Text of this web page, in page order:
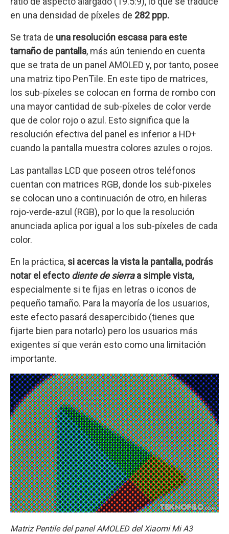
en una densidad de píxeles de 282 ppp.
Se trata de una resolución escasa para este
tamaño de pantalla, más aún teniendo en cuenta
que se trata de un panel AMOLED y, por tanto, posee
una matriz tipo PenTile. En este tipo de matrices,
los sub-píxeles se colocan en forma de rombo con
una mayor cantidad de sub-píxeles de color verde
que de color rojo o azul. Esto significa que la
resolución efectiva del panel es inferior a HD+
cuando la pantalla muestra colores azules o rojos.
Las pantallas LCD que poseen otros teléfonos
cuentan con matrices RGB, donde los sub-pixeles
se colocan uno a continuación de otro, en hileras
rojo-verde-azul (RGB), por lo que la resolución
anunciada aplica por igual a los sub-píxeles de cada
color.
En la práctica, si acercas la vista la pantalla, podrás
notar el efectodiente de sierraa simple vista,
especialmente si te fijas en letras o iconos de
pequeño tamaño. Para la mayoría de los usuarios,
este efecto pasará desapercibido (tienes que
fijarte bien para notarlo) pero los usuarios más
exigentes sí que verán esto como una limitación
importante.
Matriz Pentile del panel AMOLED del Xiaomi Mi A3